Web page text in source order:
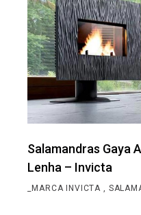
Salamandras Gaya
Lenha – Invicta
_MARCA INVICTA